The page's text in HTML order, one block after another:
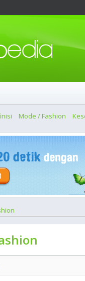
Mode / Fashion